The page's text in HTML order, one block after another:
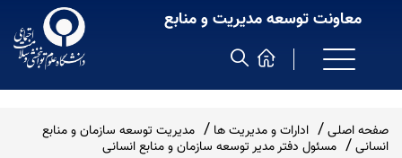
معاونت توسعه مدیریت و منابع
صفحه اصلی ادارات و مدیریت ها
مدیریت توسعه سازمان و منابع
انسانی
مسئول دفتر مدیر توسعه سازمان و منابع انسانی